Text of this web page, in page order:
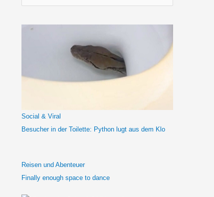
u
h
Social & Viral
Besucher in der Toilette: Python lugt aus dem Klo
Reisen und Abenteuer
Finally enough space to dance